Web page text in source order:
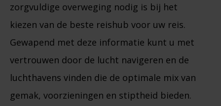
zorgvuldige overweging nodig is bij het
kiezen van de beste reishub voor uw reis.
Gewapend met deze informatie kunt u met
vertrouwen door de lucht navigeren en de
luchthavens vinden die de optimale mix van
gemak, voorzieningen en stiptheid bieden.